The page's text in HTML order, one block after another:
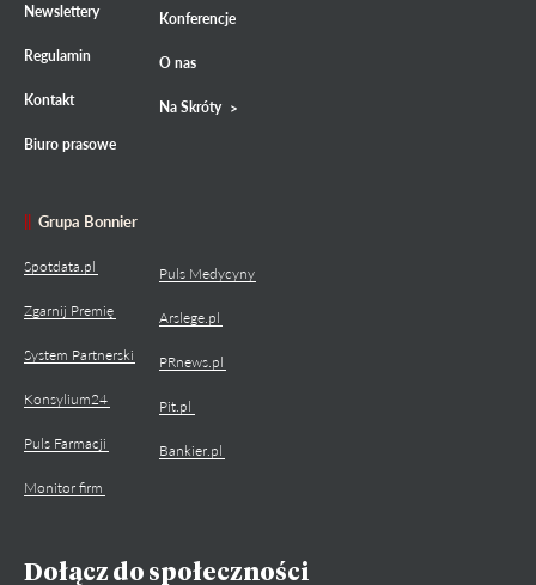
Newslettery
Regulamin
Kontakt
Biuro prasowe
Konferencje
O nas
Na Skróty
Grupa Bonnier
Spotdata.pl
Zgarnij Premię
System Partnerski
Konsylium24
Puls Farmacji
Monitor firm
Puls Medycyny
Arslege.pl
PRnews.pl
Pit.pl
Bankier.pl
Dołącz do społeczności